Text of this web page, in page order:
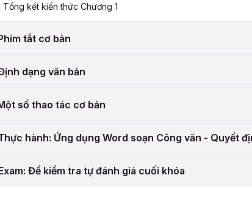
Tổng kết kiến thức Chương 1
tắt cơ bản
dạng văn bản
số thao tác cơ bản
hành: Ứng dụng Word soạn Công văn - Quyết
Đề kiểm tra tự đánh giá cuối khóa